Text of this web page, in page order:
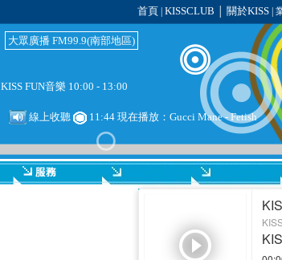
首頁 KISSCLUB 關於KISS|
大眾廣播 FM99.9(南部地區)
KISS FUN音樂 10:00 - 13:00
線上收聽 11:44 現在播放：Gucci Mane - Fetish